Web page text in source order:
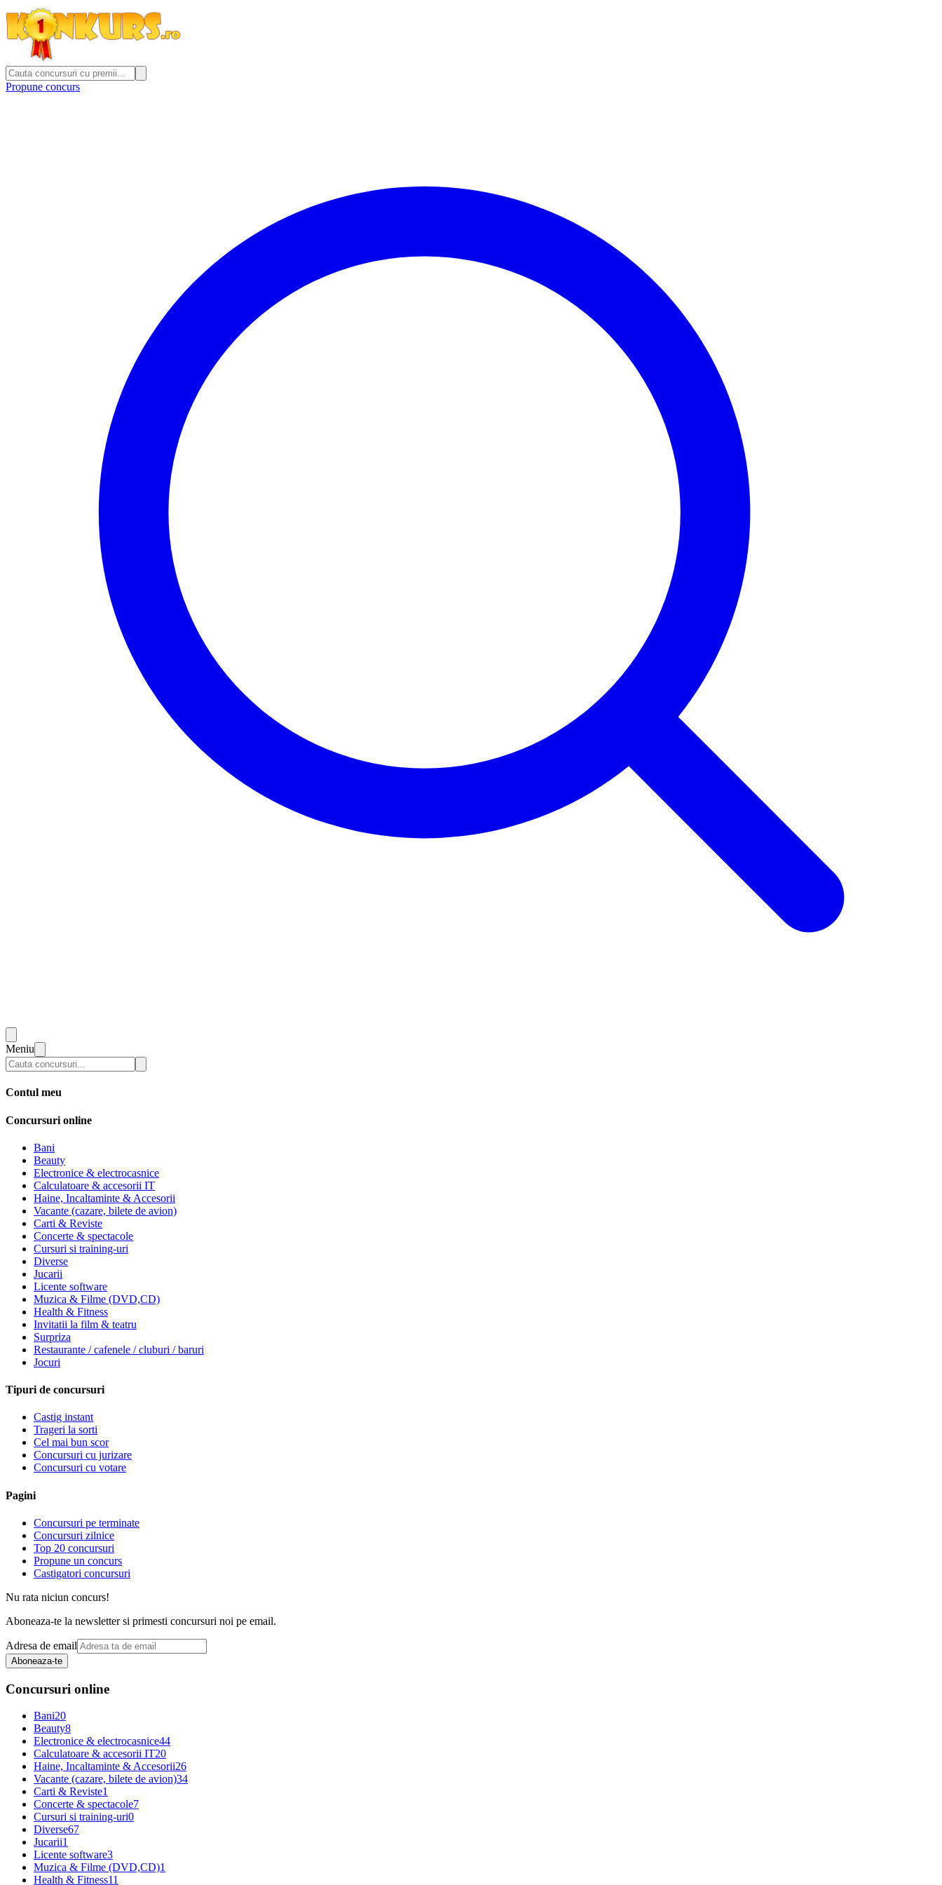
Propune concurs
Meniu
Contul meu
Concursuri online
Bani
Beauty
Electronice & electrocasnice
Calculatoare & accesorii IT
Haine, Incaltaminte & Accesorii
Vacante (cazare, bilete de avion)
Carti & Reviste
Concerte & spectacole
Cursuri si training-uri
Diverse
Jucarii
Licente software
Muzica & Filme (DVD,CD)
Health & Fitness
Invitatii la film & teatru
Surpriza
Restaurante / cafenele / cluburi / baruri
Jocuri
Tipuri de concursuri
Castig instant
Trageri la sorti
Cel mai bun scor
Concursuri cu jurizare
Concursuri cu votare
Pagini
Concursuri pe terminate
Concursuri zilnice
Top 20 concursuri
Propune un concurs
Castigatori concursuri
Nu rata niciun concurs!
Aboneaza-te la newsletter si primesti concursuri noi pe email.
Adresa de email
Aboneaza-te
Concursuri online
Bani20
Beauty8
Electronice & electrocasnice44
Calculatoare & accesorii IT20
Haine, Incaltaminte & Accesorii26
Vacante (cazare, bilete de avion)34
Carti & Reviste1
Concerte & spectacole7
Cursuri si training-uri0
Diverse67
Jucarii1
Licente software3
Muzica & Filme (DVD,CD)1
Health & Fitness11